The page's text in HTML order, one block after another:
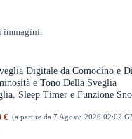
immagini.
Digitale da Comodino e
e Tono Della Sveglia
Sleep Timer e Funzione
€ (a partire da 7 Agosto 2026 02:02